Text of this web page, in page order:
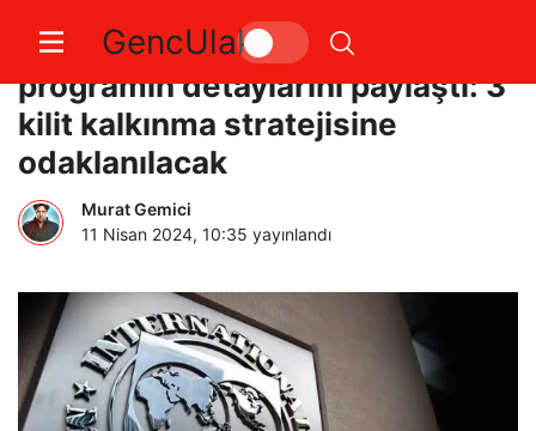
GencUlak
Dünya Bankası 18 milyar dolarlık
programın detaylarını paylaştı: 3
kilit kalkınma stratejisine
odaklanılacak
Murat Gemici
11 Nisan 2024, 10:35 yayınlandı